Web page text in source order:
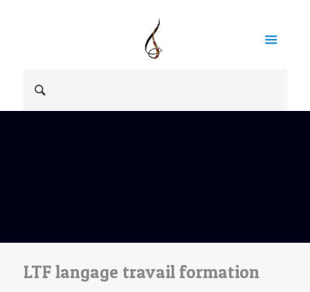
LTF langage travail formation